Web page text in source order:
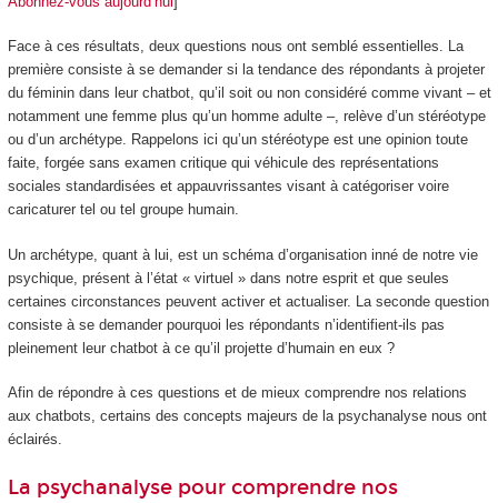
Face à ces résultats, deux questions nous ont semblé essentielles. La
première consiste à se demander si la tendance des répondants à projeter
du féminin dans leur chatbot, qu’il soit ou non considéré comme vivant – et
notamment une femme plus qu’un homme adulte –, relève d’un stéréotype
ou d’un archétype. Rappelons ici qu’un stéréotype est une opinion toute
faite, forgée sans examen critique qui véhicule des représentations
sociales standardisées et appauvrissantes visant à catégoriser voire
caricaturer tel ou tel groupe humain.
Un archétype, quant à lui, est un schéma d’organisation inné de notre vie
psychique, présent à l’état « virtuel » dans notre esprit et que seules
certaines circonstances peuvent activer et actualiser. La seconde question
consiste à se demander pourquoi les répondants n’identifient-ils pas
pleinement leur chatbot à ce qu’il projette d’humain en eux ?
Afin de répondre à ces questions et de mieux comprendre nos relations
aux chatbots, certains des concepts majeurs de la psychanalyse nous ont
éclairés.
La psychanalyse pour comprendre nos